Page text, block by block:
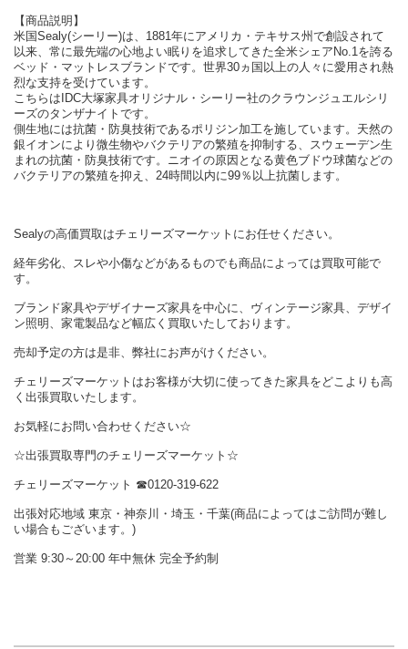
【商品説明】
米国Sealy(シーリー)は、1881年にアメリカ・テキサス州で創設されて
以来、常に最先端の心地よい眠りを追求してきた全米シェアNo.1を誇る
ベッド・マットレスブランドです。世界30ヵ国以上の人々に愛用され熱
烈な支持を受けています。
こちらはIDC大塚家具オリジナル・シーリー社のクラウンジュエルシリ
ーズのタンザナイトです。
側生地には抗菌・防臭技術であるポリジン加工を施しています。天然の
銀イオンにより微生物やバクテリアの繁殖を抑制する、スウェーデン生
まれの抗菌・防臭技術です。ニオイの原因となる黄色ブドウ球菌などの
バクテリアの繁殖を抑え、24時間以内に99％以上抗菌します。
Sealyの高価買取はチェリーズマーケットにお任せください。
経年劣化、スレや小傷などがあるものでも商品によっては買取可能で
す。
ブランド家具やデザイナーズ家具を中心に、ヴィンテージ家具、デザイ
ン照明、家電製品など幅広く買取いたしております。
売却予定の方は是非、弊社にお声がけください。
チェリーズマーケットはお客様が大切に使ってきた家具をどこよりも高
く出張買取いたします。
お気軽にお問い合わせください☆
☆出張買取専門のチェリーズマーケット☆
チェリーズマーケット ☎︎0120-319-622
出張対応地域 東京・神奈川・埼玉・千葉(商品によってはご訪問が難し
い場合もございます。)
営業 9:30～20:00 年中無休 完全予約制